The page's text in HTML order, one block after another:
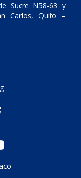
Sucre N58-63 y
Carlos, Quito –